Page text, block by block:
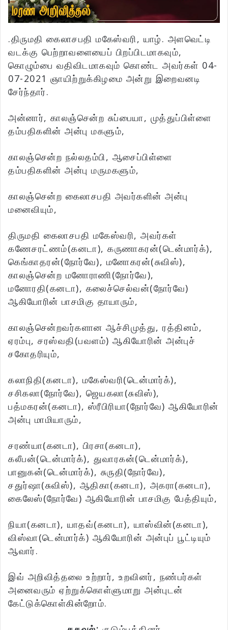
.திருமதி கைலாசபதி மகேஸ்வரி, யாழ். அளவெட்டி
வடக்கு பெற்றாவளையைப் பிறப்பிடமாகவும்,
கொழும்பை வதிவிடமாகவும் கொண்ட அவர்கள் 04-
07-2021 ஞாயிற்றுக்கிழமை அன்று இறைவனடி
சேர்ந்தார்.
அன்னார், காலஞ்சென்ற சுப்பையா, முத்துப்பிள்ளை
தம்பதிகளின் அன்பு மகளும்,
காலஞ்சென்ற நல்லதம்பி, ஆசைப்பிள்ளை
தம்பதிகளின் அன்பு மருமகளும்,
காலஞ்சென்ற கைலாசபதி அவர்களின் அன்பு
மனைவியும்,
திருமதி கைலாசபதி மகேஸ்வரி, அவர்கள்
கணேசரட்ணம்(கனடா), கருணாகரன்(டென்மார்க்),
கெங்காதரன்(நோர்வே), மனோகரன்(சுவிஸ்),
காலஞ்சென்ற மனோராணி(நோர்வே),
மனோரதி(கனடா), கலைச்செல்வன்(நோர்வே)
ஆகியோரின் பாசமிகு தாயாரும்,
காலஞ்சென்றவர்களான ஆச்சிமுத்து, ரத்தினம்,
ஏரம்பு, சரஸ்வதி(பவளம்) ஆகியோரின் அன்புச்
சகோதரியும்,
கலாநிதி(கனடா), மகேஸ்வரி(டென்மார்க்),
சசிகலா(நோர்வே), ஜெயகலா(சுவிஸ்),
பத்மகரன்(கனடா), ஸ்ரீபிரியா(நோர்வே) ஆகியோரின்
அன்பு மாமியாரும்,
சரண்யா(கனடா), பிரசா(கனடா),
கலீபன்(டென்மார்க்), துவாரகன்(டென்மார்க்),
பானுகன்(டென்மார்க்), சுருதி(நோர்வே),
சதுர்ஷா(சுவிஸ்), ஆதிகா(கனடா), அகரா(கனடா),
கைலேஸ்(நோர்வே) ஆகியோரின் பாசமிகு பேத்தியும்,
நியா(கனடா), யாதவ்(கனடா), யாஸ்வின்(கனடா),
விஸ்வா(டென்மார்க்) ஆகியோரின் அன்புப் பூட்டியும்
ஆவார்.
இவ் அறிவித்தலை உற்றார், உறவினர், நண்பர்கள்
அனைவரும் ஏற்றுக்கொள்ளுமாறு அன்புடன்
கேட்டுக்கொள்கின்றோம்.